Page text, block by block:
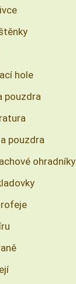
hole
pouzdra
pouzdra
ohradníky